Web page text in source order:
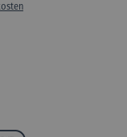
5 von 5 Sternen